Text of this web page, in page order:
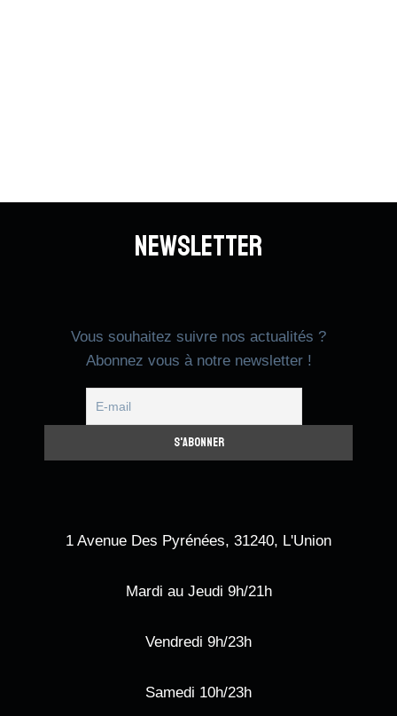
Newsletter
Vous souhaitez suivre nos actualités ?
Abonnez vous à notre newsletter !
1 Avenue Des Pyrénées, 31240, L'Union
Mardi au Jeudi 9h/21h
Vendredi 9h/23h
Samedi 10h/23h